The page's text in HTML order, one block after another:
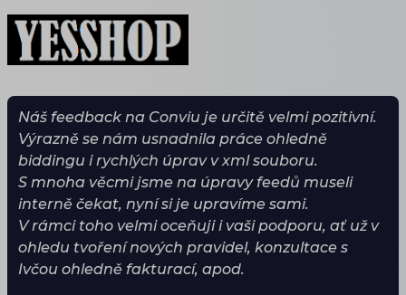
Náš feedback na Conviu je určitě velmi pozitivní.
Výrazně se nám usnadnila práce ohledně
biddingu i rychlých úprav v xml souboru.
S mnoha věcmi jsme na úpravy feedů museli
interně čekat, nyní si je upravíme sami.
V rámci toho velmi oceňuji i vaši podporu, ať už v
ohledu tvoření nových pravidel, konzultace s
Ivčou ohledně fakturací, apod.